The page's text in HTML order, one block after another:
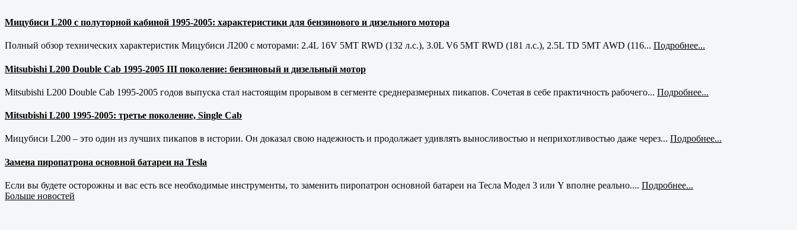
Мицубиси L200 с полуторной кабиной 1995-2005: характеристики для бензинового и дизельного мотора
Полный обзор технических характеристик Мицубиси Л200 с моторами: 2.4L 16V 5MT RWD (132 л.с.), 3.0L V6 5MT RWD (181 л.с.), 2.5L TD 5MT AWD (116... Подробнее...
Mitsubishi L200 Double Cab 1995-2005 III поколение: бензиновый и дизельный мотор
Mitsubishi L200 Double Cab 1995-2005 годов выпуска стал настоящим прорывом в сегменте среднеразмерных пикапов. Сочетая в себе практичность рабочего... Подробнее...
Mitsubishi L200 1995-2005: третье поколение, Single Cab
Мицубиси L200 – это один из лучших пикапов в истории. Он доказал свою надежность и продолжает удивлять выносливостью и неприхотливостью даже через... Подробнее...
Замена пиропатрона основной батареи на Tesla
Если вы будете осторожны и вас есть все необходимые инструменты, то заменить пиропатрон основной батареи на Тесла Модел 3 или Y вполне реально.... Подробнее...
Больше новостей